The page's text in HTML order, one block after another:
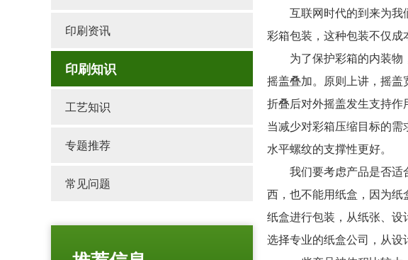
印刷资讯
印刷知识
工艺知识
专题推荐
常见问题
互联网时代的到来为我
彩箱包装，这种包装不仅成
为了保护彩箱的内装物
摇盖叠加。原则上讲，摇
折叠后对外摇盖发生支持
当减少对彩箱压缩目标的
水平螺纹的支撑性更好。
我们要考虑产品是否适
西，也不能用纸盒，因为
纸盒进行包装，从纸张、
选择专业的纸盒公司，从设